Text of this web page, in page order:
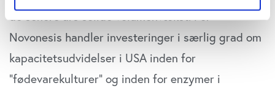
Hvis du tillader det, vil vi også gerne:
Indsamle præcise oplysninger om din placering,
der kan være nøjagtig inden for få meter
Identificere din enhed baseret på en scanning af
dens unikke karakteristika (fingerprinting)
de senere års solide volumenvækst. For
Novonesis handler investeringer i særlig grad om
kapacitetsudvidelser i USA inden for
”fødevarekulturer” og inden for enzymer i